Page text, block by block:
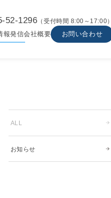
52-1296 （受付時間 8:00～17:00）
報発信会社概要 お問い合わせ
ALL
お知らせ